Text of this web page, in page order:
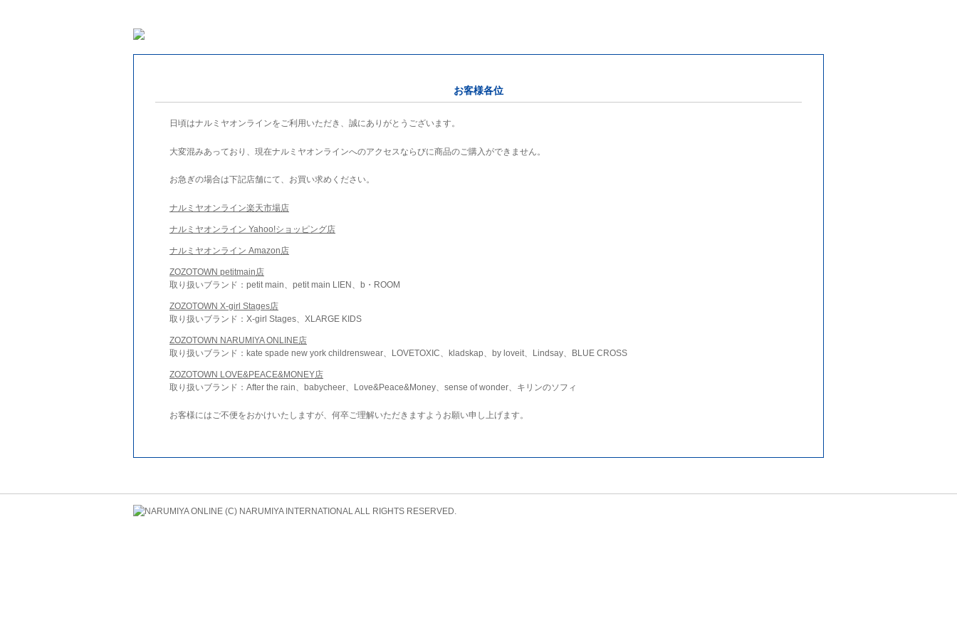
お客様各位
日頃はナルミヤオンラインをご利用いただき、誠にありがとうございます。
大変混みあっており、現在ナルミヤオンラインへのアクセスならびに商品のご購入ができません。
お急ぎの場合は下記店舗にて、お買い求めください。
ナルミヤオンライン楽天市場店
ナルミヤオンライン Yahoo!ショッピング店
ナルミヤオンライン Amazon店
ZOZOTOWN petitmain店
取り扱いブランド：petit main、petit main LIEN、b・ROOM
ZOZOTOWN X-girl Stages店
取り扱いブランド：X-girl Stages、XLARGE KIDS
ZOZOTOWN NARUMIYA ONLINE店
取り扱いブランド：kate spade new york childrenswear、LOVETOXIC、kladskap、by loveit、Lindsay、BLUE CROSS
ZOZOTOWN LOVE&PEACE&MONEY店
取り扱いブランド：After the rain、babycheer、Love&Peace&Money、sense of wonder、キリンのソフィ
お客様にはご不便をおかけいたしますが、何卒ご理解いただきますようお願い申し上げます。